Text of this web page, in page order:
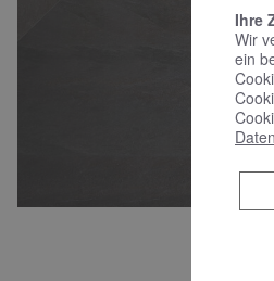
Ihre
Wir
ein